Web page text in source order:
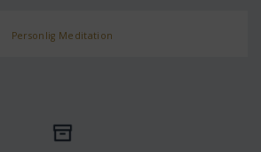
Personlig Meditation